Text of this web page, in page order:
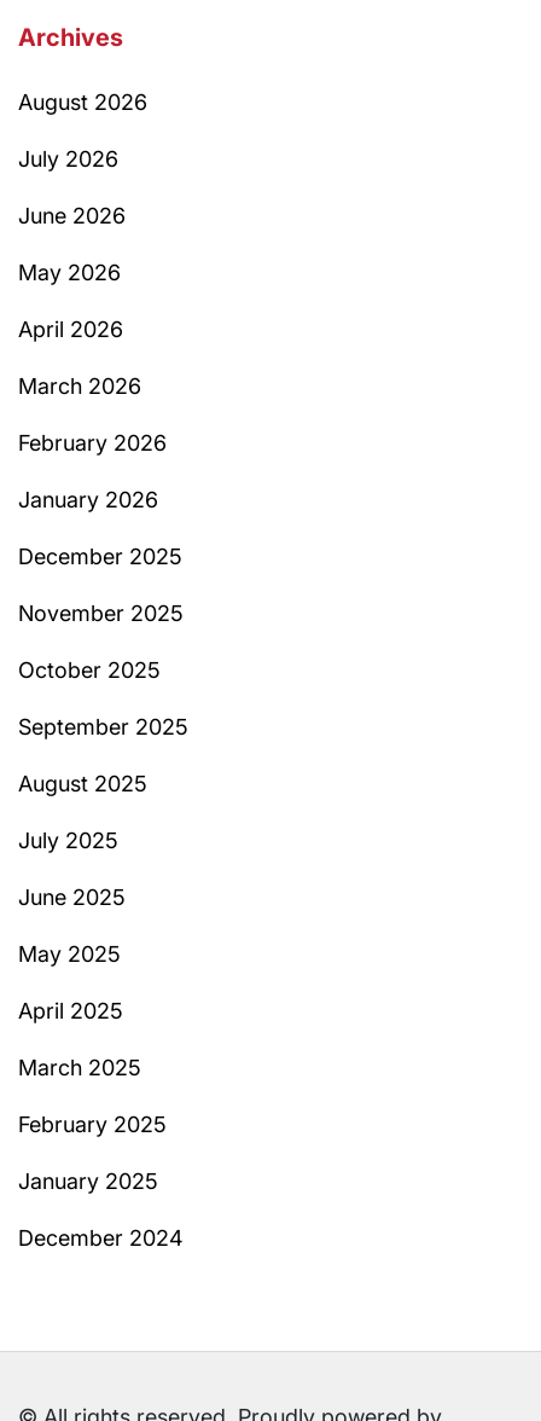
Archives
August 2026
July 2026
June 2026
May 2026
April 2026
March 2026
February 2026
January 2026
December 2025
November 2025
October 2025
September 2025
August 2025
July 2025
June 2025
May 2025
April 2025
March 2025
February 2025
January 2025
December 2024